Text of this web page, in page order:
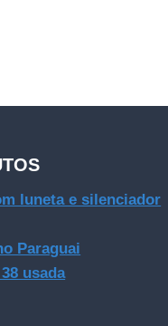
luneta e silenciador
Paraguai
usada